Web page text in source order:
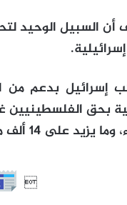
أن السبيل الوحيد
يزيد على 14 ألف مفقود.
